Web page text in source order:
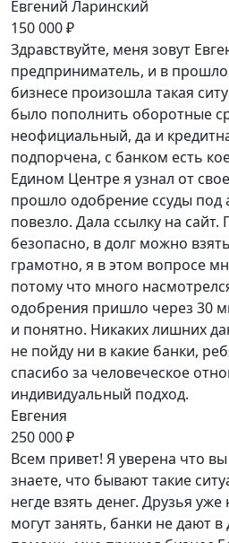
Евгений Ларинский
150 000 ₽
Здравствуйте, меня зовут
предприниматель, и в
бизнесе произошла такая
было пополнить оборотные
неофициальный, да и
подпорчена, с банком есть
Едином Центре я узнал от
прошло одобрение ссуды под
повезло. Дала ссылку на
безопасно, в долг можно
грамотно, я в этом вопросе
потому что много
одобрения пришло через 30
и понятно. Никаких лишних
не пойду ни в какие банки,
спасибо за человеческое
индивидуальный подход.
Евгения
250 000 ₽
Всем привет! Я уверена что
знаете, что бывают такие
негде взять денег. Друзья
могут занять, банки не дают в